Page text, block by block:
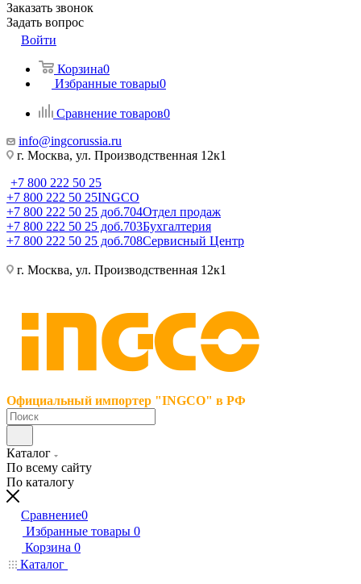
Заказать звонок
Задать вопрос
Войти
Корзина0
Избранные товары0
Сравнение товаров0
info@ingcorussia.ru
г. Москва, ул. Производственная 12к1
+7 800 222 50 25
+7 800 222 50 25INGCO
+7 800 222 50 25 доб.704Отдел продаж
+7 800 222 50 25 доб.703Бухгалтерия
+7 800 222 50 25 доб.708Сервисный Центр
г. Москва, ул. Производственная 12к1
Официальный импортер "INGCO" в РФ
Каталог
По всему сайту
По каталогу
Сравнение0
Избранные товары 0
Корзина 0
Каталог